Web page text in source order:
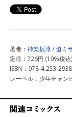
著者： 神楽坂淳/迫ミ
定価：726円 (10%税込)
ISBN：978-4-253-
レーベル：少年チャン